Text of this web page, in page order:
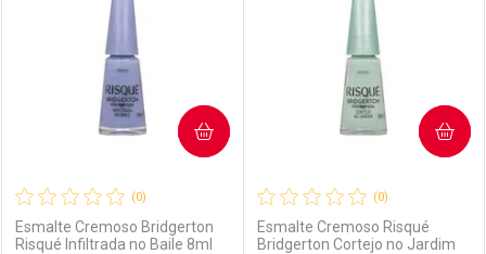
Laboratório
Por Menos Laboratório
Por Menos
(0)
Esmalte Cremoso Bridgerton
Risqué Infiltrada no Baile 8ml
COMPRAR
(0)
Esmalte Cremoso Risqué
Bridgerton Cortejo no Jardim
COMPRAR